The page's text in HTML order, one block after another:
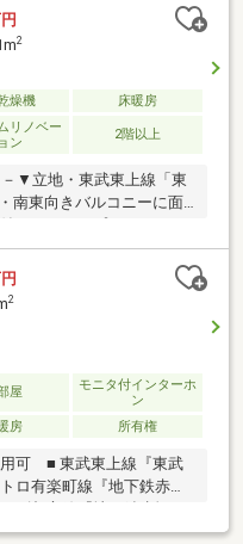
食洗機・浄水機能付きタッ
ビングに面した洗面・浴
「子育て動線」を実現し
い除菌水」搭載のTOTO
いリビング床暖房など設
の好アクセスで、家族の
2
燥機 床暖房
リノベー
ン
2階以上
▼立地・東武東上線「東
南東向きバルコニーに面
キッチン・プライバシー
チ・オートロック・宅配
部分)・浴室換気乾燥機
内容【交換】キッチン、
の他】全居室クロス・フ
・まいばすけっと練馬北
ご希望の住まい探しをお
・物件の詳細・ご相談は
2
屋
モニタ付インターホ
ン
房 所有権
可 ■ 東武東上線『東武
ロ有楽町線『地下鉄赤
副都心線『地下鉄赤塚』
２駅３路線利用可■ 築年